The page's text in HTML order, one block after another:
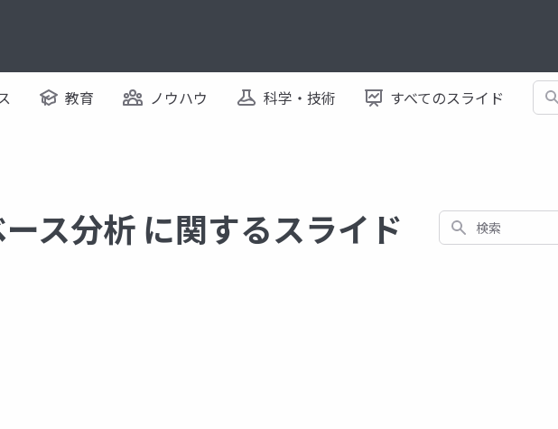
教育 ノウハウ 科学・技術 すべてのスライド 検索
ス分析 に関するスライド 検索